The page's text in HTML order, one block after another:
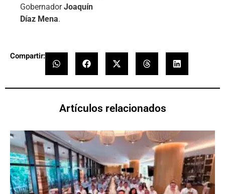
GobernadorJoaquín
Díaz Mena.
Compartir:
Artículos relacionados